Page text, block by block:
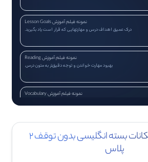
نمونه فیلم آموزش Lesson Goals
درک عمیق اهداف درس و مهارتهایی که قرار است یاد بگیرید.
نمونه فیلم آموزش Reading
بهبود مهارت خواندن و توجه دقیق‌تر به متون درس.
نمونه فیلم آموزش Vocabulary
درک داستان تصویر و بهبود مهارتهای گفتاری و درک مطلب.
کالبدشکافی امکانات بسته انگلیسی بدون توقف ۲
پلاس